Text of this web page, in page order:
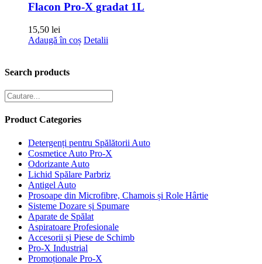
Flacon Pro-X gradat 1L
15,50 lei
Adaugă în coș Detalii
Search products
Product Categories
Detergenți pentru Spălătorii Auto
Cosmetice Auto Pro-X
Odorizante Auto
Lichid Spălare Parbriz
Antigel Auto
Prosoape din Microfibre, Chamois și Role Hârtie
Sisteme Dozare și Spumare
Aparate de Spălat
Aspiratoare Profesionale
Accesorii și Piese de Schimb
Pro-X Industrial
Promoționale Pro-X